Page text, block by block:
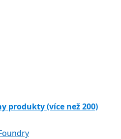
produkty (více než 200)